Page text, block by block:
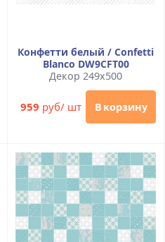
Конфетти белый / Confetti
Blanco DW9CFT00
Декор 249x500
959 руб/ шт В корзину